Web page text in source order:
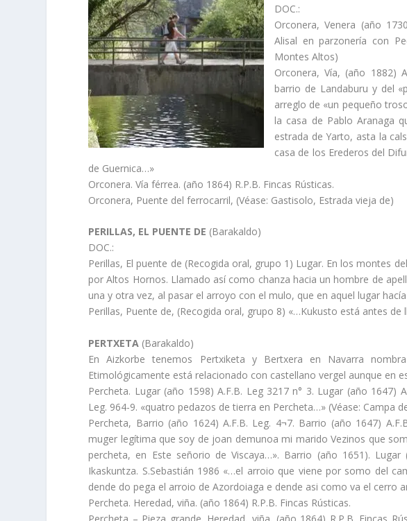
DOC.:
Orconera, Venera (año
Alisal en parzonerí­a con
Montes Altos)
Orconera, Ví­a, (año 1882)
barrio de Landaburu y del
arreglo de «un pequeño
la casa de Pablo Aranaga
estrada de Yarto, asta la
casa de los Erederos del
de Guernica…»
Orconera. Ví­a férrea. (año 1864) R.P.B. Fincas Rústicas.
Orconera, Puente del ferrocarril, (Véase: Gastisolo, Estrada vieja de)
PERILLAS, EL PUENTE DE (Barakaldo)
DOC.:
Perillas, El puente de (Recogida oral, grupo 1) Lugar. En los montes
por Altos Hornos. Llamado así­ como chanza hacia un hombre de
una y otra vez, al pasar el arroyo con el mulo, que en aquel lugar
Perillas, Puente de, (Recogida oral, grupo 8) «…Kukusto está antes de
PERTXETA (Barakaldo)
En Aizkorbe tenemos Pertxiketa y Bertxera en Navarra
Etimológicamente está relacionado con castellano vergel aunque en
Percheta. Lugar (año 1598) A.F.B. Leg 3217 n° 3. Lugar (año 1647)
Leg. 964-9. «quatro pedazos de tierra en Percheta…» (Véase: Campa
Percheta, Barrio (año 1624) A.F.B. Leg. 4¬7. Barrio (año 1647)
muger legí­tima que soy de joan demunoa mi marido Vezinos que
percheta, en Este señorio de Viscaya…». Barrio (año 1651).
Ikaskuntza. S.Sebastián 1986 «…el arroio que viene por somo del
dende do pega el arroio de Azordoiaga e dende asi como va el cerro
Percheta. Heredad, viña. (año 1864) R.P.B. Fincas Rústicas.